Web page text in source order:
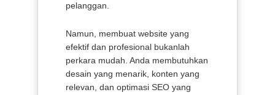
pelanggan.
Namun, membuat website yang
efektif dan profesional bukanlah
perkara mudah. Anda membutuhkan
desain yang menarik, konten yang
relevan, dan optimasi SEO yang